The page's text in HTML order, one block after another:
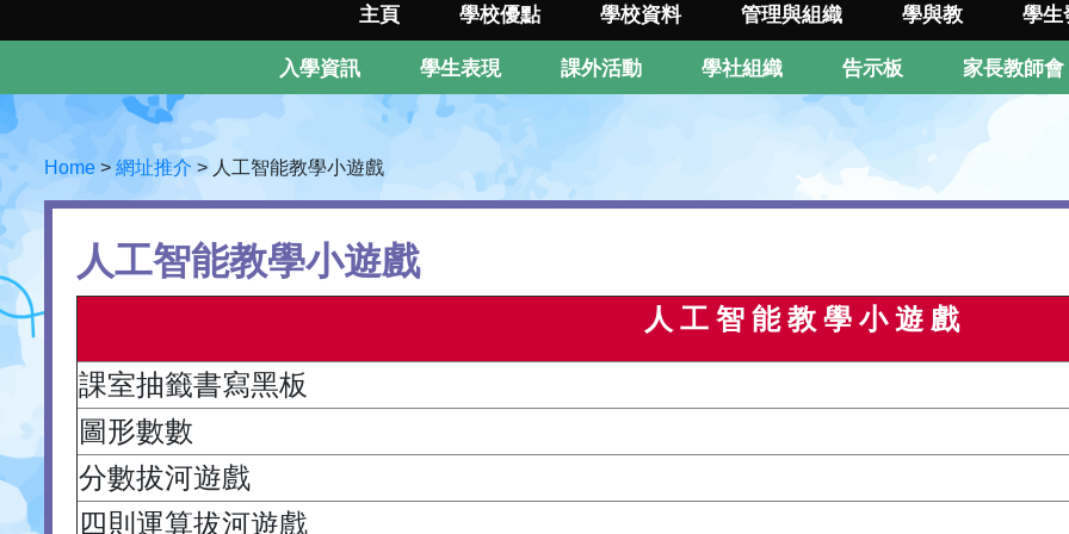
主頁 學校優點 學校資料 管理與組織 學與教 學生
入學資訊 學生表現 課外活動 學社組織 告示板 家長教師會
Home > 網址推介 > 人工智能教學小遊戲
人工智能教學小遊戲
人 工 智 能 教 學 小 遊 戲
課室抽籤書寫黑板
圖形數數
分數拔河遊戲
四則運算拔河遊戲